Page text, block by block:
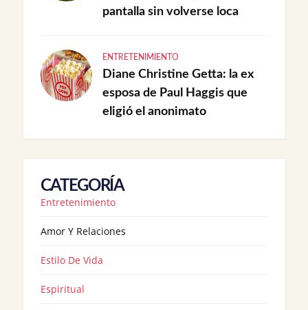
pantalla sin volverse loca
ENTRETENIMIENTO
Diane Christine Getta: la ex
esposa de Paul Haggis que
eligió el anonimato
CATEGORÍA
Entretenimiento
Amor Y Relaciones
Estilo De Vida
Espiritual